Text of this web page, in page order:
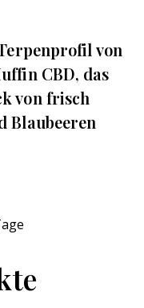
von
CBD, das
von frisch
Blaubeeren